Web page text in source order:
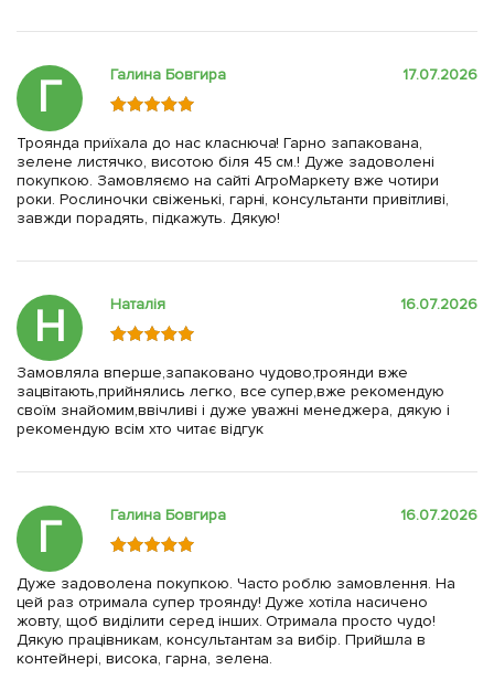
Г Галина Бовгира 17.07.2026
Троянда приїхала до нас класнюча! Гарно запакована,
зелене листячко, висотою біля 45 см.! Дуже задоволені
покупкою. Замовляємо на сайті АгроМаркету вже чотири
роки. Рослиночки свіженькі, гарні, консультанти привітливі,
завжди порадять, підкажуть. Дякую!
Н Наталія 16.07.2026
Замовляла вперше,запаковано чудово,троянди вже
зацвітають,прийнялись легко, все супер,вже рекомендую
своїм знайомим,ввічливі і дуже уважні менеджера, дякую і
рекомендую всім хто читає відгук
Г Галина Бовгира 16.07.2026
Дуже задоволена покупкою. Часто роблю замовлення. На
цей раз отримала супер троянду! Дуже хотіла насичено
жовту, щоб виділити серед інших. Отримала просто чудо!
Дякую працівникам, консультантам за вибір. Прийшла в
контейнері, висока, гарна, зелена.